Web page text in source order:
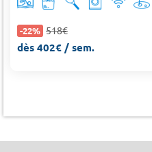
-22% 518€
dès 402€ / sem.